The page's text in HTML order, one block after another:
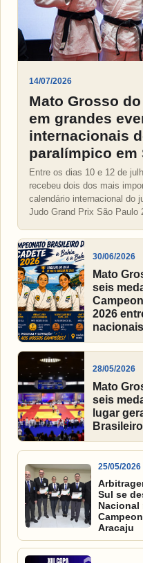
14/07/2026
Mato Grosso
em grandes
internacionais
paralímpico em
Entre os dias 10 e 12 de
recebeu dois dos mais
calendário internacional do
Judo Grand Prix São Paulo
30/06/2026
Mato
seis
2026
nacionais
28/05/2026
Mato
seis
lugar
25/05/2026
Sul se
Nacional
Aracaju